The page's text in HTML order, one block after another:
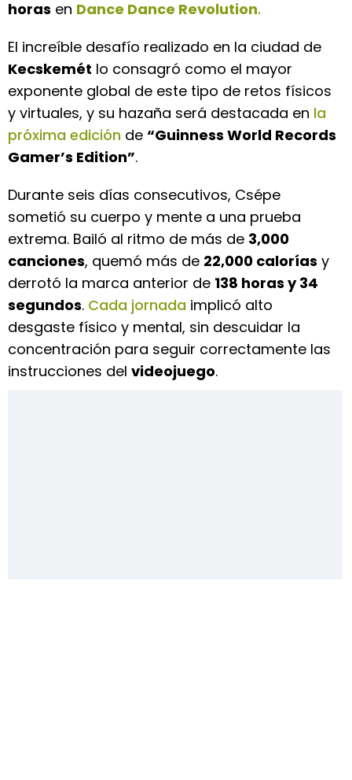
horas en Dance Dance Revolution.
El increíble desafío realizado en la ciudad de
Kecskemét lo consagró como el mayor
exponente global de este tipo de retos físicos
y virtuales, y su hazaña será destacada en la
próxima edición de “Guinness World Records
Gamer’s Edition”.
Durante seis días consecutivos, Csépe
sometió su cuerpo y mente a una prueba
extrema. Bailó al ritmo de más de 3,000
canciones, quemó más de 22,000 calorías y
derrotó la marca anterior de 138 horas y 34
segundos. Cada jornada implicó alto
desgaste físico y mental, sin descuidar la
concentración para seguir correctamente las
instrucciones del videojuego.